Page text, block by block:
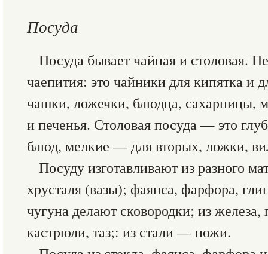
Посуда
Посуда бывает чайная и столовая.
чаепития: это чайники для кипятка и
чашки, ложечки, блюдца, сахарницы,
и печенья. Столовая посуда — это
блюд, мелкие — для вторых, ложки,
Посуду изготавливают из разного
хрусталя (вазы); фаянса, фарфора,
чугуна делают сковородки; из
кастрюли, таз;: из стали — ножи.